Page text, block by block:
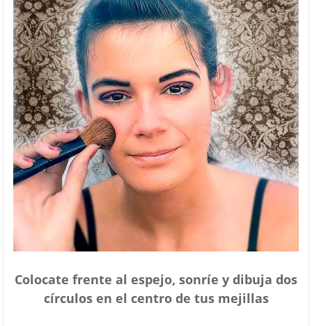
Colocate frente al espejo, sonríe y dibuja dos
círculos en el centro de tus mejillas